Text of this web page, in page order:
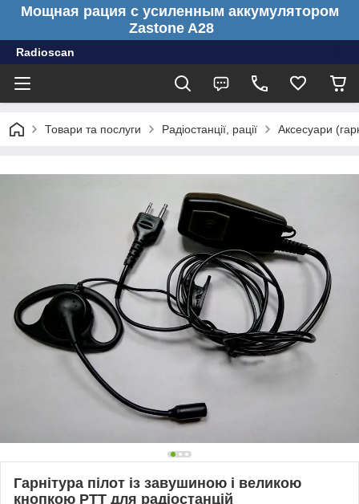
Мощная рация с усиленным аккумулятором
Zastone A28
Radioscan
Товари та послуги Радіостанції, рації Аксесуари
Гарнітура пілот із завушиною і великою
кнопкою PTT для радіостанцій